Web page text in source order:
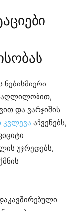
და ვარჯიშის
კვლევა აჩვენებს,
უჯრედებს,